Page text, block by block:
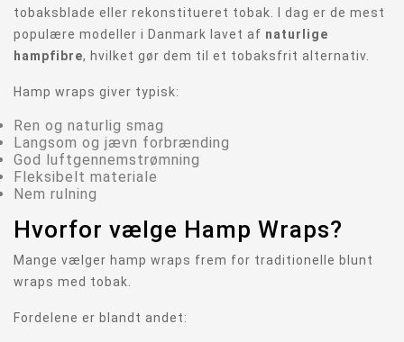
tobaksblade eller rekonstitueret tobak. I dag er de mest
populære modeller i Danmark lavet af naturlige
hampfibre, hvilket gør dem til et tobaksfrit alternativ.
Hamp wraps giver typisk:
Ren og naturlig smag
Langsom og jævn forbrænding
God luftgennemstrømning
Fleksibelt materiale
Nem rulning
Hvorfor vælge Hamp Wraps?
Mange vælger hamp wraps frem for traditionelle blunt
wraps med tobak.
Fordelene er blandt andet: